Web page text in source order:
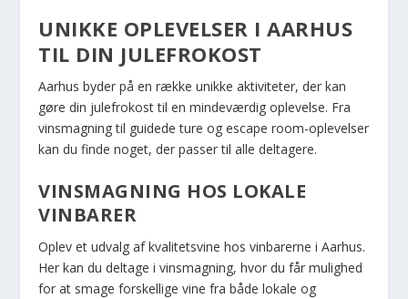
UNIKKE OPLEVELSER I AARHUS
TIL DIN JULEFROKOST
Aarhus byder på en række unikke aktiviteter, der kan
gøre din julefrokost til en mindeværdig oplevelse. Fra
vinsmagning til guidede ture og escape room-oplevelser
kan du finde noget, der passer til alle deltagere.
VINSMAGNING HOS LOKALE
VINBARER
Oplev et udvalg af kvalitetsvine hos vinbarerne i Aarhus.
Her kan du deltage i vinsmagning, hvor du får mulighed
for at smage forskellige vine fra både lokale og